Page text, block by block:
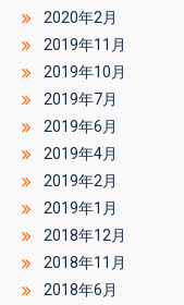
2020年2月
2019年11月
2019年10月
2019年7月
2019年6月
2019年4月
2019年2月
2019年1月
2018年12月
2018年11月
2018年6月